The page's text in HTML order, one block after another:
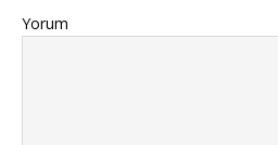
Yorum